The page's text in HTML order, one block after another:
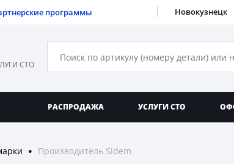
программы Новокузнецк
СТО
РАСПРОДАЖА УСЛУГИ СТО
● Производитель Sidem